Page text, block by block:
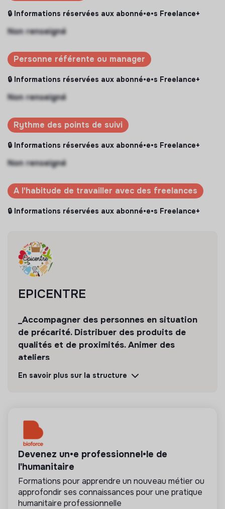
🔒 Informations réservées aux abonné•e•s Freelance+
Non renseigné
Personne référente ou manager
🔒 Informations réservées aux abonné•e•s Freelance+
Non renseigné
Rythme des points de suivi
🔒 Informations réservées aux abonné•e•s Freelance+
Non renseigné
A l'habitude de travailler avec des freelances
🔒 Informations réservées aux abonné•e•s Freelance+
EPICENTRE
_Accompagner des personnes en situation
de précarité. Distribuer des produits de
qualités et de proximités. Animer des
ateliers
Découvrir Suivre
💡
Cette structure repose sur un principe de
solidarité et d’utilité sociale : son mode de
gestion est démocratique et participatif, et sa
lucrativité est limitée. Il s’agit d’une association,
coopérative, fondation, mutuelle ou entreprise
ESUS.
En savoir plus sur la structure
Devenez un•e professionnel•le de
l'humanitaire
Formations pour apprendre un nouveau métier ou
approfondir ses connaissances pour une pratique
humanitaire professionnelle